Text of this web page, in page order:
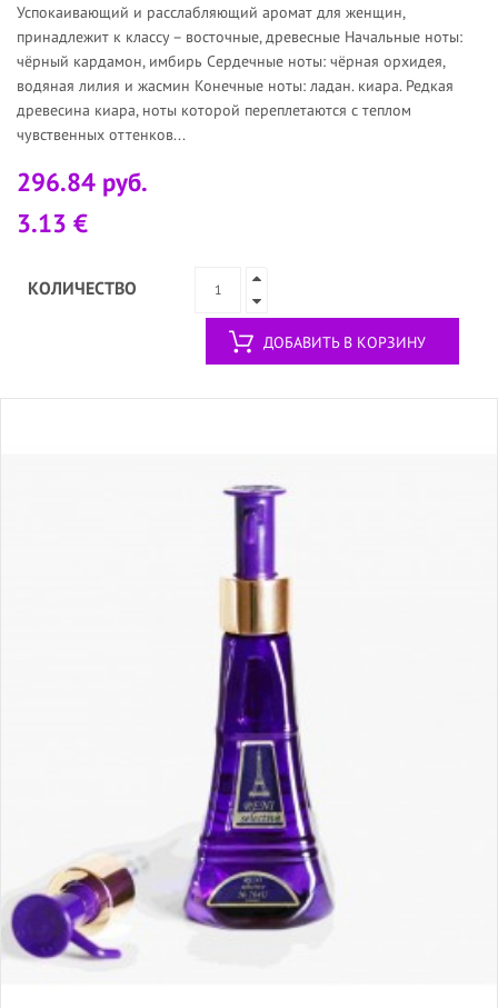
Успокаивающий и расслабляющий аромат для женщин,
принадлежит к классу – восточные, древесные Начальные ноты:
чёрный кардамон, имбирь Сердечные ноты: чёрная орхидея,
водяная лилия и жасмин Конечные ноты: ладан. киара. Редкая
древесина киара, ноты которой переплетаются с теплом
чувственных оттенков...
296.84 руб.
3.13 €
КОЛИЧЕСТВО
ДОБАВИТЬ В КОРЗИНУ